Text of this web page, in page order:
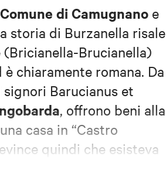
Comune di Camugnano e
storia di Burzanella risale
(Bricianella-Brucianella)
chiaramente romana. Da
signori Barucianus et
, offrono beni alla
casa in “Castro
quindi che esisteva